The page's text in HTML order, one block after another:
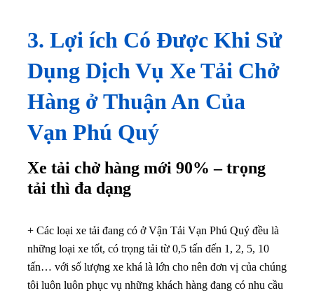
3. Lợi ích Có Được Khi Sử
Dụng Dịch Vụ Xe Tải Chở
Hàng ở Thuận An Của
Vạn Phú Quý
Xe tải chở hàng mới 90% – trọng
tải thì đa dạng
+ Các loại xe tải đang có ở Vận Tải Vạn Phú Quý đều là
những loại xe tốt, có trọng tải từ 0,5 tấn đến 1, 2, 5, 10
tấn… với số lượng xe khá là lớn cho nên đơn vị của chúng
tôi luôn luôn phục vụ những khách hàng đang có nhu cầu